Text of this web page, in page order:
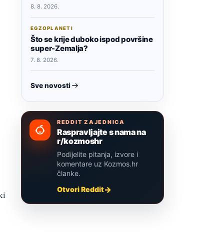
8. 8. 2026.
EGZOPLANETI
Što se krije duboko ispod površine
super-Zemalja?
7. 8. 2026.
Sve novosti
REDDIT ZAJEDNICA
Raspravljajte s nama na
r/kozmoshr
Podijelite pitanja, izvore i
komentare uz Kozmos.hr
članke.
Otvori Reddit